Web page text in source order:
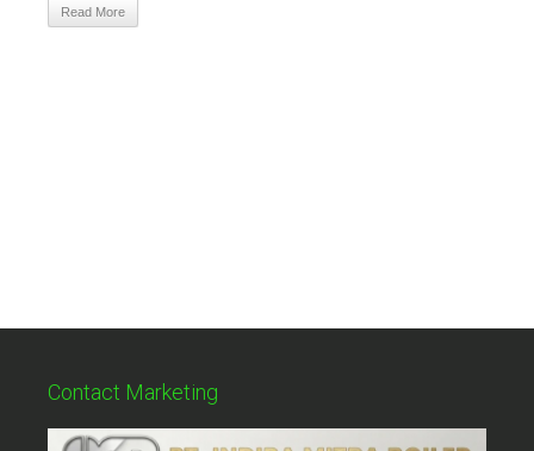
Read More
Contact Marketing